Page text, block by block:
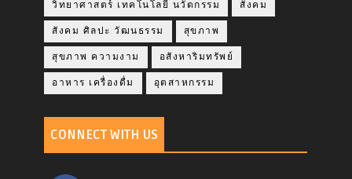
วิทยาศาสตร์ เทคโนโลยี นวัตกรรม สังคม
สังคม ศิลปะ วัฒนธรรม สุขภาพ
สุขภาพ ความงาม อสังหาริมทรัพย์
อาหาร เครื่องดื่ม อุตสาหกรรม
CONNECT WITH US